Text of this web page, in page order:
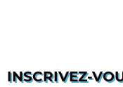
INSCRIVEZ-